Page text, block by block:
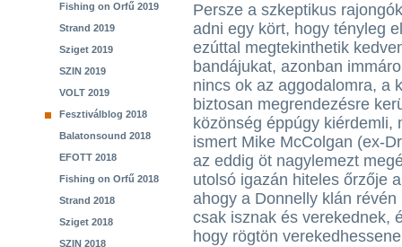
Fishing on Orfű 2019
Strand 2019
Sziget 2019
SZIN 2019
VOLT 2019
Fesztiválblog 2018
Balatonsound 2018
EFOTT 2018
Fishing on Orfű 2018
Strand 2018
Sziget 2018
SZIN 2018
Persze a szkeptikus
adni egy kört, hogy tényleg
ezúttal megtekinthetik
bandájukat, azonban
nincs ok az aggodalomra, a
biztosan megrendezésre
közönség éppúgy kiérdemli,
ismert Mike McColgan (ex-
az eddig öt nagylemezt
utolsó igazán hiteles őrzője
ahogy a Donnelly klán
csak isznak és verekednek,
hogy rögtön